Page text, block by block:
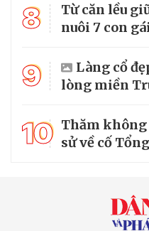
8
Từ căn lều
nuôi 7 con
9
Làng cổ
lòng miền
10 Thăm
sử về cố